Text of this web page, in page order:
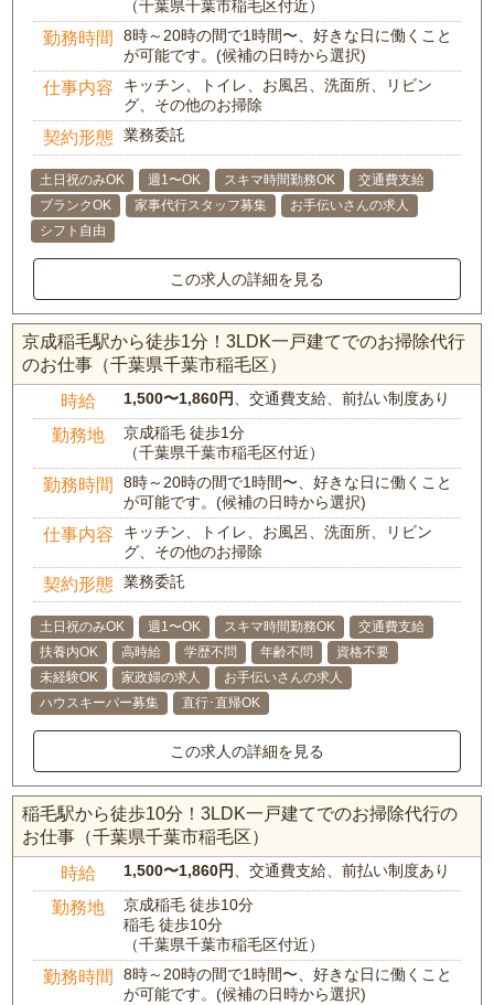
（千葉県千葉市稲毛区付近）
勤務時間
8時～20時の間で1時間〜、好きな日に働くこと
が可能です。(候補の日時から選択)
仕事内容
キッチン、トイレ、お風呂、洗面所、リビン
グ、その他のお掃除
契約形態 業務委託
土日祝のみOK 週1〜OK スキマ時間勤務OK
交通費支給
ブランクOK
家事代行スタッフ募集
お手伝いさんの求人
シフト自由
この求人の詳細を見る
京成稲毛駅から徒歩1分！3LDK一戸建てでのお掃除代行
のお仕事（千葉県千葉市稲毛区）
時給 1,500〜1,860円、交通費支給、前払い制度あり
勤務地
京成稲毛 徒歩1分
（千葉県千葉市稲毛区付近）
勤務時間
8時～20時の間で1時間〜、好きな日に働くこと
が可能です。(候補の日時から選択)
仕事内容
キッチン、トイレ、お風呂、洗面所、リビン
グ、その他のお掃除
契約形態 業務委託
土日祝のみOK 週1〜OK スキマ時間勤務OK
交通費支給
扶養内OK
高時給 学歴不問 年齢不問
資格不要
未経験OK
家政婦の求人
お手伝いさんの求人
ハウスキーパー募集
直行･直帰OK
この求人の詳細を見る
稲毛駅から徒歩10分！3LDK一戸建てでのお掃除代行の
お仕事（千葉県千葉市稲毛区）
時給 1,500〜1,860円、交通費支給、前払い制度あり
勤務地
京成稲毛 徒歩10分
稲毛 徒歩10分
（千葉県千葉市稲毛区付近）
勤務時間
8時～20時の間で1時間〜、好きな日に働くこと
が可能です。(候補の日時から選択)